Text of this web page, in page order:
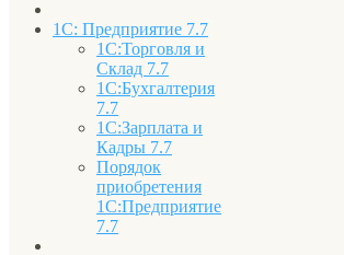
1С: Предприятие 7.7
1С:Торговля и
Склад 7.7
1С:Бухгалтерия
7.7
1С:Зарплата и
Кадры 7.7
Порядок
приобретения
1С:Предприятие
7.7